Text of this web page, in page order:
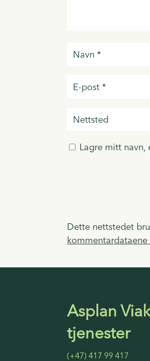
Lagre mitt navn,
Dette nettstedet
Asplan
tjenester
(+47) 417 99 417